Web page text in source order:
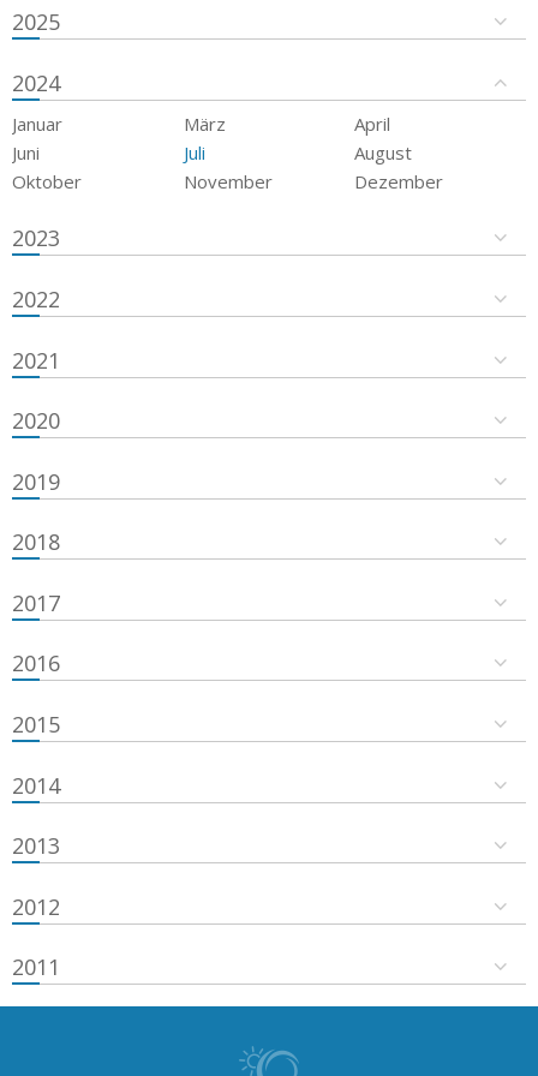
2025
2024
Januar März
April
Juni
Juli
August
Oktober
November Dezember
2023
2022
2021
2020
2019
2018
2017
2016
2015
2014
2013
2012
2011